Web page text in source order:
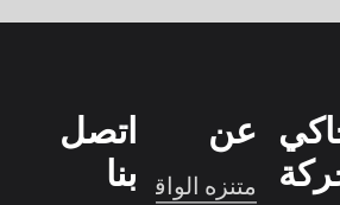
عن
متنزه الواقع الافتراضي
اتصل
بنا